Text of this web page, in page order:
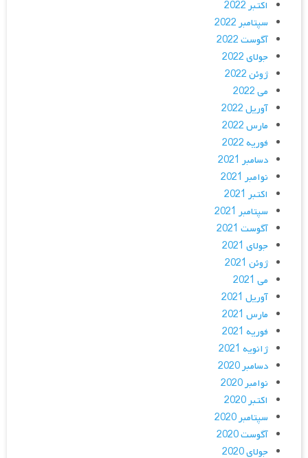
اکتبر 2022
سپتامبر 2022
آگوست 2022
جولای 2022
ژوئن 2022
می 2022
آوریل 2022
مارس 2022
فوریه 2022
دسامبر 2021
نوامبر 2021
اکتبر 2021
سپتامبر 2021
آگوست 2021
جولای 2021
ژوئن 2021
می 2021
آوریل 2021
مارس 2021
فوریه 2021
ژانویه 2021
دسامبر 2020
نوامبر 2020
اکتبر 2020
سپتامبر 2020
آگوست 2020
جولای 2020